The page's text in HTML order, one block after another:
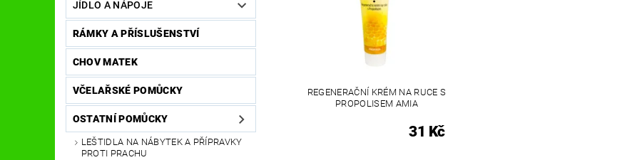
JÍDLO A NÁPOJE
RÁMKY A PŘÍSLUŠENSTVÍ
CHOV MATEK
VČELAŘSKÉ POMŮCKY
OSTATNÍ POMŮCKY
LEŠTIDLA NA NÁBYTEK A PŘÍPRAVKY
PROTI PRACHU
REGENERAČNÍ KRÉM NA RUCE S
PROPOLISEM AMIA
31 Kč